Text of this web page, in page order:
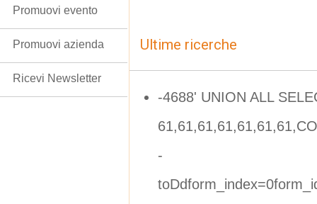
Ultime ricerche
-4688' UNION ALL
-
Promuovi evento
Promuovi azienda
Ricevi Newsletter